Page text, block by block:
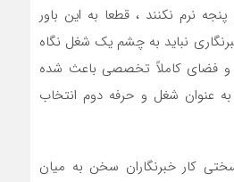
نرم نکنند ، قطعا به این باور
نباید به چشم یک شغل نگاه
و فضای کاملاً تخصصی باعث شده
به عنوان شغل و حرفه دوم انتخاب
کار خبرنگاران سخن به میان